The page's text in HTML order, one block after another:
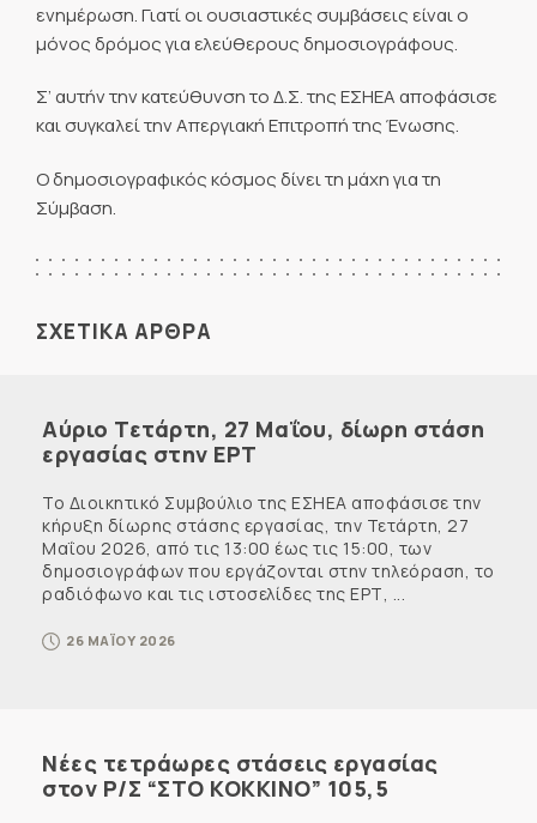
ενημέρωση. Γιατί οι ουσιαστικές συμβάσεις είναι ο
μόνος δρόμος για ελεύθερους δημοσιογράφους.
Σ’ αυτήν την κατεύθυνση το Δ.Σ. της ΕΣΗΕΑ αποφάσισε
και συγκαλεί την Απεργιακή Επιτροπή της Ένωσης.
Ο δημοσιογραφικός κόσμος δίνει τη μάχη για τη
Σύμβαση.
ΣΧΕΤΙΚΑ ΑΡΘΡΑ
Αύριο Τετάρτη, 27 Μαΐου, δίωρη στάση
εργασίας στην ΕΡΤ
Το Διοικητικό Συμβούλιο της ΕΣΗΕΑ αποφάσισε την
κήρυξη δίωρης στάσης εργασίας, την Τετάρτη, 27
Μαΐου 2026, από τις 13:00 έως τις 15:00, των
δημοσιογράφων που εργάζονται στην τηλεόραση, το
ραδιόφωνο και τις ιστοσελίδες της ΕΡΤ, ...
26 ΜΑΪΟΥ 2026
Νέες τετράωρες στάσεις εργασίας
στον Ρ/Σ “ΣΤΟ ΚΟΚΚΙΝΟ” 105,5